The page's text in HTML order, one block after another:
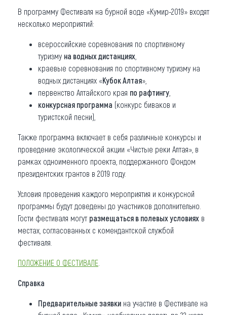
В программу Фестиваля на бурной воде «Кумир-2019» входят
несколько мероприятий:
всероссийские соревнования по спортивному
туризму на водных дистанциях
краевые соревнования по спортивному туризму на
водных дистанциях «Кубок Алтая»,
первенство Алтайского края по рафтингу
конкурсная программа (конкурс биваков и
туристской песни),
Также программа включает в себя различные конкурсы и
проведение экологической акции «Чистые реки Алтая», в
рамках одноименного проекта, поддержанного Фондом
президентских грантов в 2019 году.
Условия проведения каждого мероприятия и конкурсной
программы будут доведены до участников дополнительно.
Гости фестиваля могут размещаться в полевых условиях в
местах, согласованных с комендантской службой
фестиваля.
ПОЛОЖЕНИЕ О ФЕСТИВАЛЕ
Справка
Предварительные заявки на участие в Фестивале на